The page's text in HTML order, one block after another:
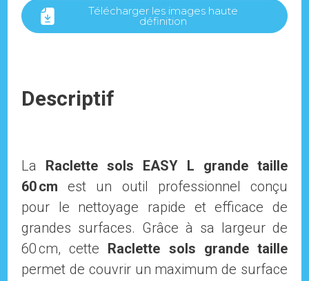
Télécharger les images haute
définition
Descriptif
La Raclette sols EASY L grande taille
60 cm est un outil professionnel conçu
pour le nettoyage rapide et efficace de
grandes surfaces. Grâce à sa largeur de
60 cm, cette Raclette sols grande taille
permet de couvrir un maximum de surface